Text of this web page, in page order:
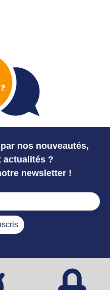
nos nouveautés,
actualités ?
newsletter !